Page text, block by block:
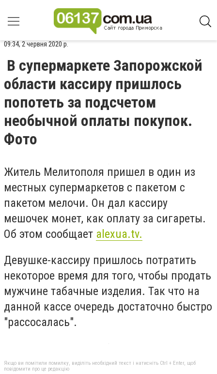
09:34, 2 червня 2020 р.
В супермаркете Запорожской
области кассиру пришлось
попотеть за подсчетом
необычной оплаты покупок.
Фото
Житель Мелитополя пришел в один из
местных супермаркетов с пакетом с
пакетом мелочи. Он дал кассиру
мешочек монет, как оплату за сигареты.
Об этом сообщает alexua.tv.
Девушке-кассиру пришлось потратить
некоторое время для того, чтобы продать
мужчине табачные изделия. Так что на
данной кассе очередь достаточно быстро
"рассосалась".
Якщо ви помітили помилку, виділіть необхідний текст і натисніть Ctrl + Enter, щоб
повідомити про це редакцію